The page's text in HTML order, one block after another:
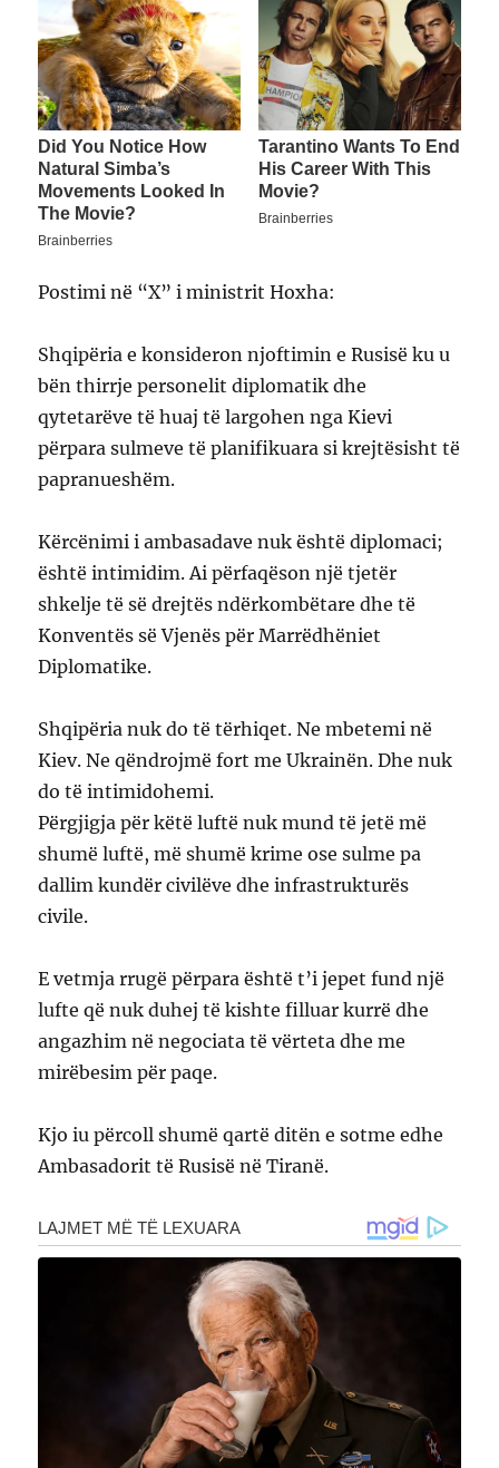
Postimi në “X” i ministrit Hoxha:
Shqipëria e konsideron njoftimin e Rusisë ku u
bën thirrje personelit diplomatik dhe
qytetarëve të huaj të largohen nga Kievi
përpara sulmeve të planifikuara si krejtësisht të
papranueshëm.
Kërcënimi i ambasadave nuk është diplomaci;
është intimidim. Ai përfaqëson një tjetër
shkelje të së drejtës ndërkombëtare dhe të
Konventës së Vjenës për Marrëdhëniet
Diplomatike.
Shqipëria nuk do të tërhiqet. Ne mbetemi në
Kiev. Ne qëndrojmë fort me Ukrainën. Dhe nuk
do të intimidohemi.
Përgjigja për këtë luftë nuk mund të jetë më
shumë luftë, më shumë krime ose sulme pa
dallim kundër civilëve dhe infrastrukturës
civile.
E vetmja rrugë përpara është t’i jepet fund një
lufte që nuk duhej të kishte filluar kurrë dhe
angazhim në negociata të vërteta dhe me
mirëbesim për paqe.
Kjo iu përcoll shumë qartë ditën e sotme edhe
Ambasadorit të Rusisë në Tiranë.